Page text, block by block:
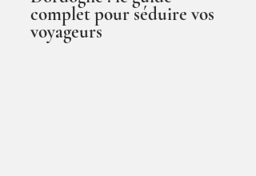
complet pour séduire vos
voyageurs